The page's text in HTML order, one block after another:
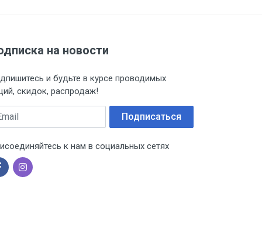
на новости
и будьте в курсе проводимых
скидок, распродаж!
Подписаться
к нам в социальных сетях